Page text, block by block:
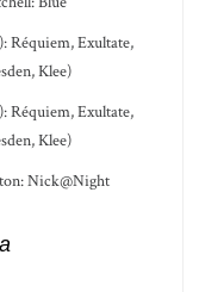
Réquiem, Exultate,
Klee)
Réquiem, Exultate,
Klee)
Nick@Night